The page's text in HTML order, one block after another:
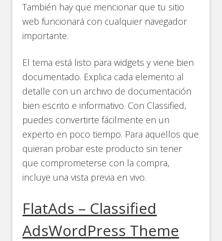
También hay que mencionar que tu sitio
web funcionará con cualquier navegador
importante.
El tema está listo para widgets y viene bien
documentado. Explica cada elemento al
detalle con un archivo de documentación
bien escrito e informativo. Con Classified,
puedes convertirte fácilmente en un
experto en poco tiempo. Para aquellos que
quieran probar este producto sin tener
que comprometerse con la compra,
incluye una vista previa en vivo.
FlatAds – Classified
AdsWordPress Theme